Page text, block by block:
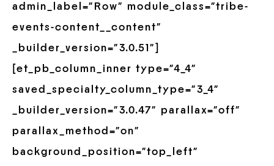
admin_label=”Row” module_class=”tribe-
events-content__content”
_builder_version=”3.0.51″]
[et_pb_column_inner type=”4_4″
saved_specialty_column_type=”3_4″
_builder_version=”3.0.47″ parallax=”off”
parallax_method=”on”
background_position=”top_left”